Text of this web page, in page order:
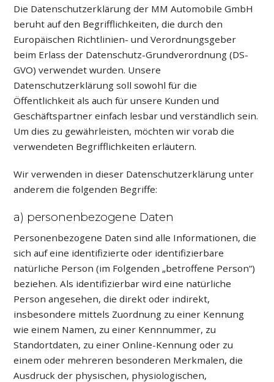
Die Datenschutzerklärung der MM Automobile GmbH
beruht auf den Begrifflichkeiten, die durch den
Europäischen Richtlinien- und Verordnungsgeber
beim Erlass der Datenschutz-Grundverordnung (DS-
GVO) verwendet wurden. Unsere
Datenschutzerklärung soll sowohl für die
Öffentlichkeit als auch für unsere Kunden und
Geschäftspartner einfach lesbar und verständlich sein.
Um dies zu gewährleisten, möchten wir vorab die
verwendeten Begrifflichkeiten erläutern.
Wir verwenden in dieser Datenschutzerklärung unter
anderem die folgenden Begriffe:
a) personenbezogene Daten
Personenbezogene Daten sind alle Informationen, die
sich auf eine identifizierte oder identifizierbare
natürliche Person (im Folgenden „betroffene Person“)
beziehen. Als identifizierbar wird eine natürliche
Person angesehen, die direkt oder indirekt,
insbesondere mittels Zuordnung zu einer Kennung
wie einem Namen, zu einer Kennnummer, zu
Standortdaten, zu einer Online-Kennung oder zu
einem oder mehreren besonderen Merkmalen, die
Ausdruck der physischen, physiologischen,